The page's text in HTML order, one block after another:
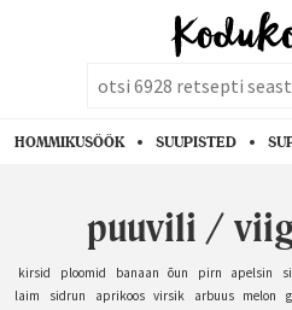
HOMMIKUSÖÖK SUUPISTED
puuvili /
kirsid ploomid banaan õun pirn apelsin
laim
sidrun aprikoos virsik arbuus melon